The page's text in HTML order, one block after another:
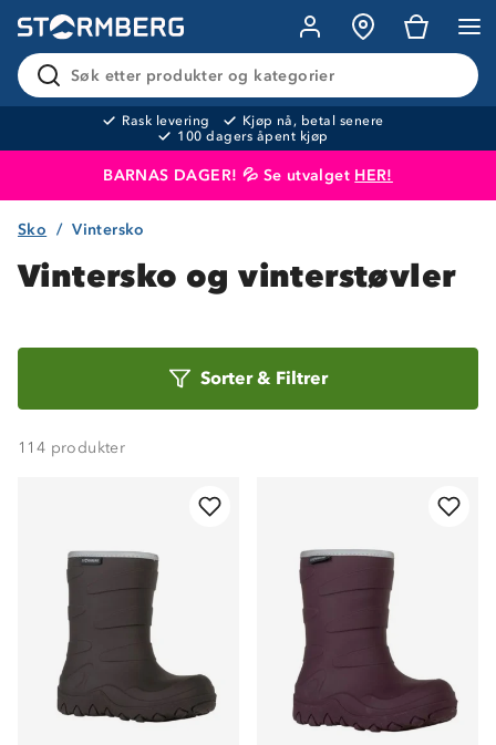
Søk etter produkter og kategorier
Rask levering
Kjøp nå, betal senere
100 dagers åpent kjøp
BARNAS DAGER! 💦 Se utvalget HER!
Produktet er lagt i handlekurven
Sko Vintersko
Vintersko og vinterstøvler
Sorter& Filtrer
114 produkter